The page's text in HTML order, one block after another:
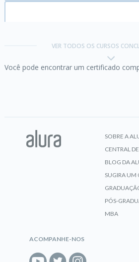
programação web
VER TODOS OS CURSOS
Você pode encontrar um certificado
SOBRE A
CENTRAL
BLOG DA
SUGIRA UM
PÓS-
MBA
ACOMPANHE-NOS